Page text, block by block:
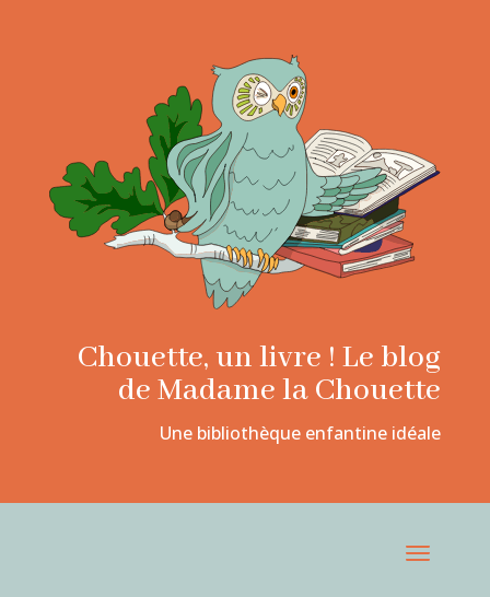
Chouette, un livre ! Le blog
de Madame la Chouette
Une bibliothèque enfantine idéale